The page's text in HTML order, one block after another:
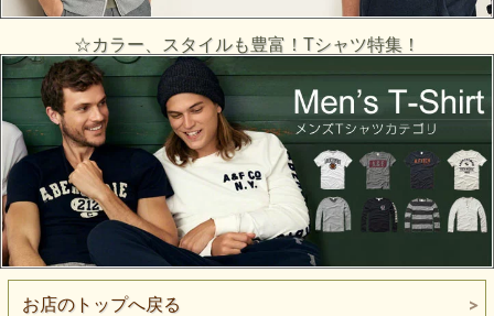
☆カラー、スタイルも豊富！Tシャツ特集！
お店のトップへ戻る